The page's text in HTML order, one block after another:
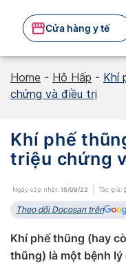
content
Cửa hàng y tế
Home - Hô Hấp - Khí
chứng và điều trị
Khí phế
triệu chứng
Ngày cập nhật: 15/09/22 Tác giả:
Theo dõi Docosan trên
Khí phế thũng (hay
thũng) là một bệnh